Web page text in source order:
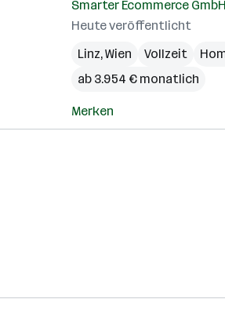
Smarter Ecommerce GmbH
Heute veröffentlicht
Linz,Wien Vollzeit
ab 3.954 € monatlich
Merken